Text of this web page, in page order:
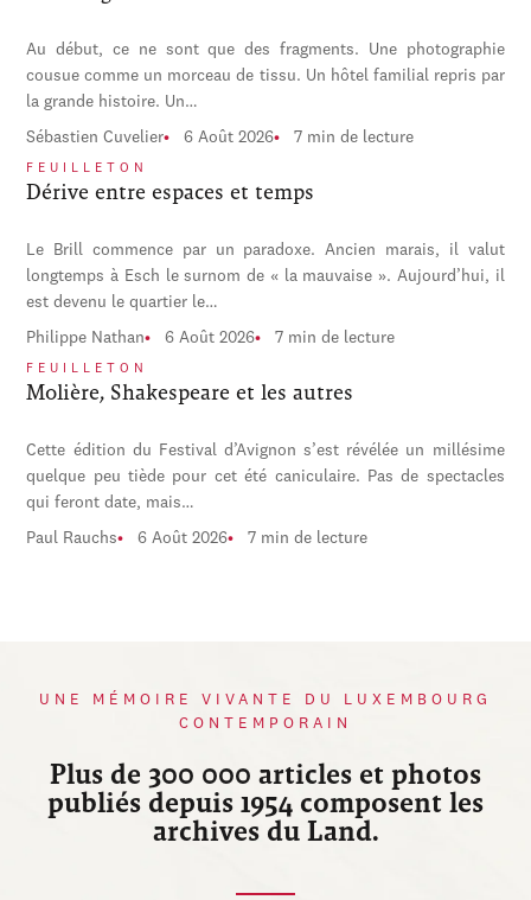
Au début, ce ne sont que des fragments. Une photographie
cousue comme un morceau de tissu. Un hôtel familial repris par
la grande histoire. Un…
Sébastien Cuvelier 6 Août 2026 7 min de lecture
FEUILLETON
Dérive entre espaces et temps
Le Brill commence par un paradoxe. Ancien marais, il valut
longtemps à Esch le surnom de « la mauvaise ». Aujourd’hui, il
est devenu le quartier le…
Philippe Nathan 6 Août 2026 7 min de lecture
FEUILLETON
Molière, Shakespeare et les autres
Cette édition du Festival d’Avignon s’est révélée un millésime
quelque peu tiède pour cet été caniculaire. Pas de spectacles
qui feront date, mais…
Paul Rauchs 6 Août 2026 7 min de lecture
UNE MÉMOIRE VIVANTE DU LUXEMBOURG
CONTEMPORAIN
Plus de 300 000 articles et photos
publiés depuis 1954 composent les
archives du Land.